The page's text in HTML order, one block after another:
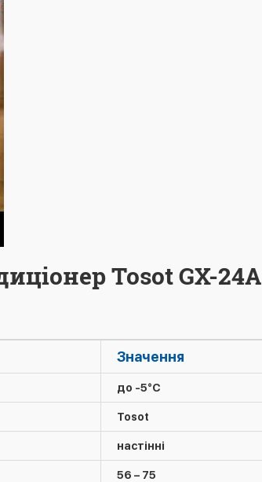
Tosot GX-
Значення
до -5°C
Tosot
настінні
56 – 75